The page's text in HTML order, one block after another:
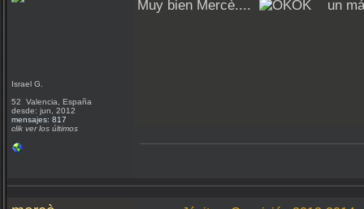
Israel G.
52 Valencia, España
desde: jun, 2012
mensajes: 817
clik ver los últimos
Muy bien Mercè.... un